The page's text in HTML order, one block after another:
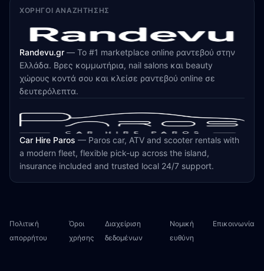
ΧΟΡΗΓΟΊ ΑΝΑΖΉΤΗΣΗΣ
Randevu.gr — Το #1 marketplace online ραντεβού στην
Ελλάδα. Βρες κομμωτήρια, nail salons και beauty
χώρους κοντά σου και κλείσε ραντεβού online σε
δευτερόλεπτα.
Car Hire Paros — Paros car, ATV and scooter rentals with
a modern fleet, flexible pick-up across the island,
insurance included and trusted local 24/7 support.
Πολιτική
απορρήτου
Όροι
χρήσης
Διαχείριση
δεδομένων
Νομική
ευθύνη
Επικοινωνία